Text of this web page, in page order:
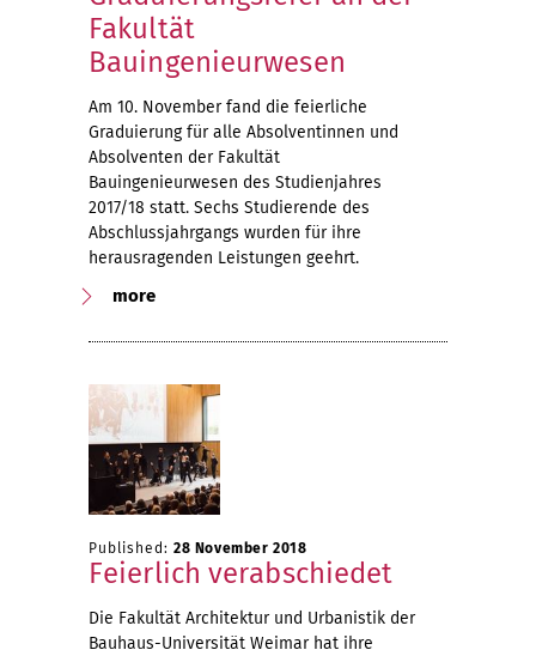
Fakultät
Bauingenieurwesen
Am 10. November fand die feierliche
Graduierung für alle Absolventinnen und
Absolventen der Fakultät
Bauingenieurwesen des Studienjahres
2017/18 statt. Sechs Studierende des
Abschlussjahrgangs wurden für ihre
herausragenden Leistungen geehrt.
more
Published: 28 November 2018
Feierlich verabschiedet
Die Fakultät Architektur und Urbanistik der
Bauhaus-Universität Weimar hat ihre